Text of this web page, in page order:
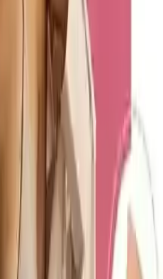
ve tasarımıyla dikkat
kabiliyetini kısıtlaması ve
gereken yönleri
ve estetik görünüm açısından
yaşanabilecek zorluklar göz
(4.6/5) değerlendirmesi,
olduğunu gösterir. Ancak, satın
kolaylığı konularında
beklentilere uygun ve konforlu